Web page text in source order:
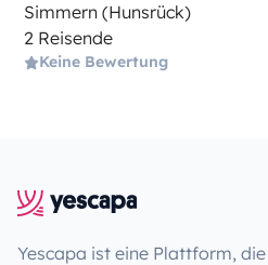
Simmern (Hunsrück)
2 Reisende
Keine Bewertung
Yescapa ist eine Plattform,